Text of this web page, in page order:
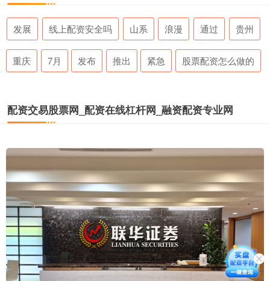
发展 线上配资安全吗 山系 浪漫 通过 贵州
重庆 7月 发布 推出 紧急 股票配资怎么做的
配资交易股票网_配资在线杠杆网_融资配资专业网